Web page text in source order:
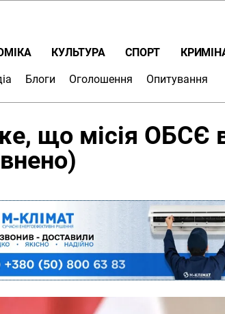
КУЛЬТУРА СПОРТ
Блоги Оголошення Опитування
що місія ОБСЄ